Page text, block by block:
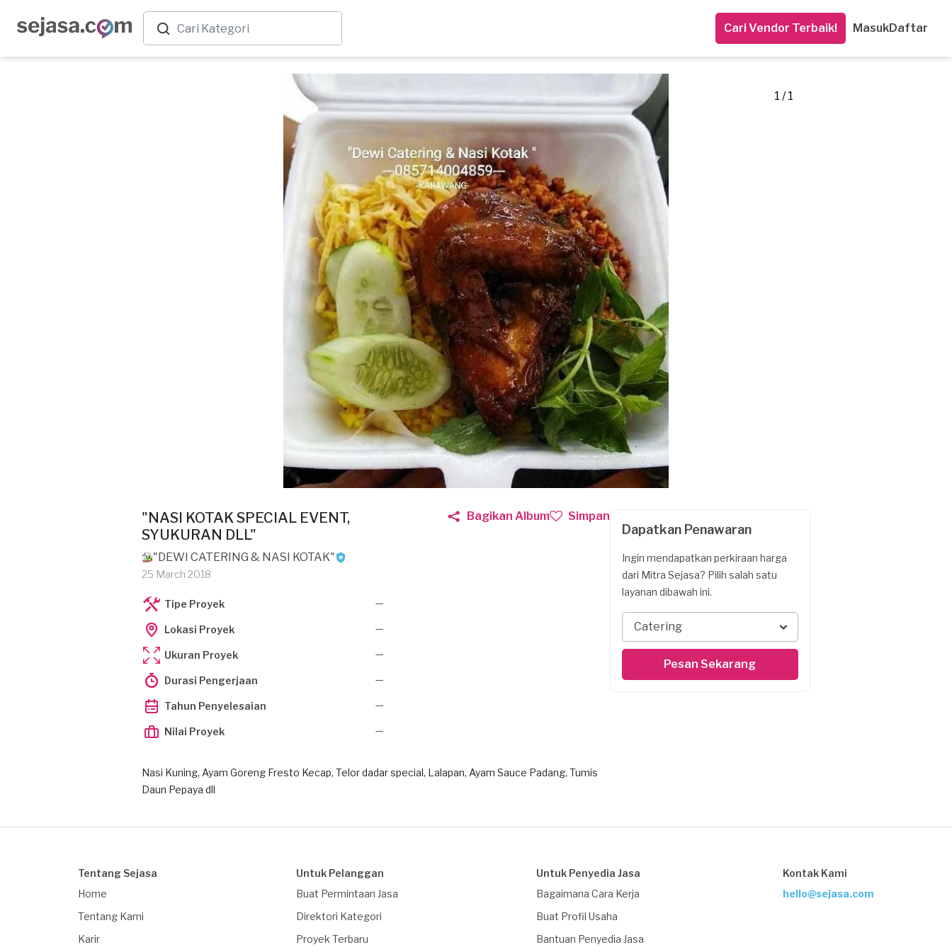
Cari Vendor Terbaik! MasukDaftar
1 / 1
"NASI KOTAK SPECIAL EVENT,
SYUKURAN DLL"
"DEWI CATERING & NASI KOTAK"
25 March 2018
Bagikan Album Simpan
Tipe Proyek —
Lokasi Proyek —
Ukuran Proyek —
Durasi Pengerjaan —
Tahun Penyelesaian —
Nilai Proyek —
Nasi Kuning, Ayam Goreng Fresto Kecap, Telor dadar special, Lalapan, Ayam Sauce Padang, Tumis
Daun Pepaya dll
Dapatkan Penawaran
Ingin mendapatkan perkiraan harga
dari Mitra Sejasa? Pilih salah satu
layanan dibawah ini.
Catering
Pesan Sekarang
Tentang Sejasa
Home
Tentang Kami
Karir
Untuk Pelanggan
Buat Permintaan Jasa
Direktori Kategori
Proyek Terbaru
Untuk Penyedia Jasa
Bagaimana Cara Kerja
Buat Profil Usaha
Bantuan Penyedia Jasa
Kontak Kami
hello@sejasa.com